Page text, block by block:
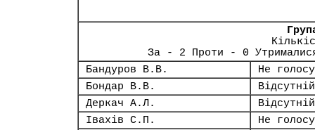
За - 2 Проти - 0
Бандуров В.В.
Не
Бондар В.В.
Відсутній
Деркач А.Л.
Відсутній
Івахів С.П.
Не